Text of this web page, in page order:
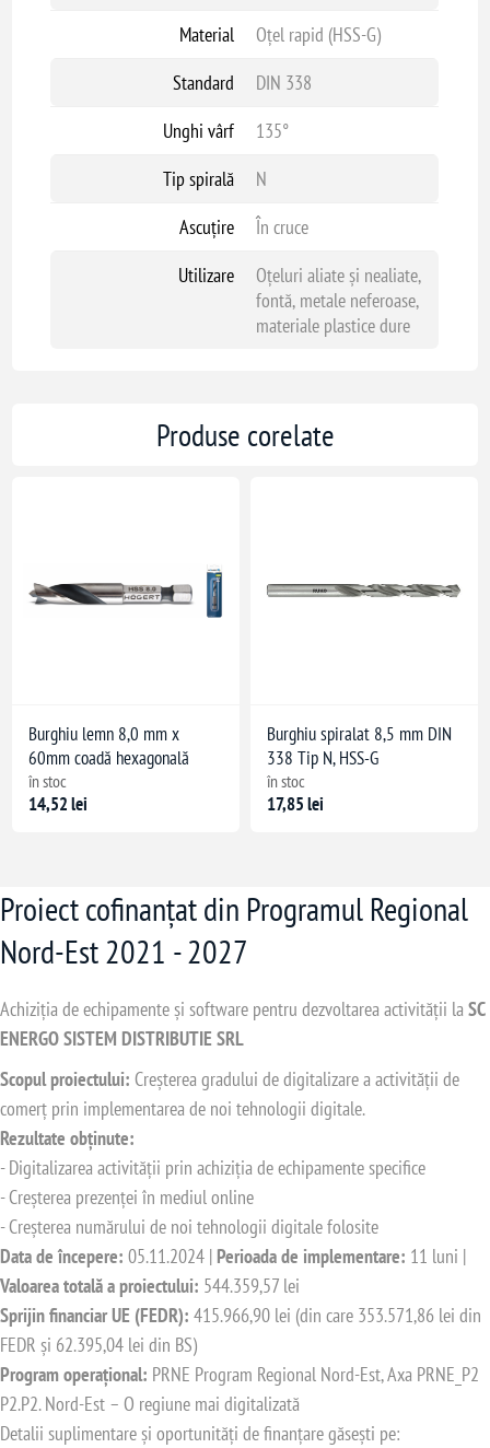
Material
Oțel rapid (HSS-G)
Standard
DIN 338
Unghi vârf
135°
Tip spirală
N
Ascuțire
În cruce
Utilizare
Oțeluri aliate și nealiate,
fontă, metale neferoase,
materiale plastice dure
Produse corelate
Burghiu lemn 8,0 mm x
60mm coadă hexagonală
în stoc
14,52 lei
Burghiu spiralat 8,5 mm DIN
338 Tip N, HSS-G
în stoc
17,85 lei
Proiect cofinanțat din Programul Regional
Nord-Est 2021 - 2027
Achiziția de echipamente și software pentru dezvoltarea activității laSC
ENERGO SISTEM DISTRIBUTIE SRL
Scopul proiectului: Creșterea gradului de digitalizare a activității de
comerț prin implementarea de noi tehnologii digitale.
Rezultate obținute:
- Digitalizarea activității prin achiziția de echipamente specifice
- Creșterea prezenței în mediul online
- Creșterea numărului de noi tehnologii digitale folosite
Data de începere: 05.11.2024 | Perioada de implementare: 11 luni |
Valoarea totală a proiectului: 544.359,57 lei
Sprijin financiar UE (FEDR): 415.966,90 lei (din care 353.571,86 lei din
FEDR și 62.395,04 lei din BS)
Program operațional: PRNE Program Regional Nord-Est, Axa PRNE_P2
P2.P2. Nord-Est – O regiune mai digitalizată
Detalii suplimentare și oportunități de finanțare găsești pe: